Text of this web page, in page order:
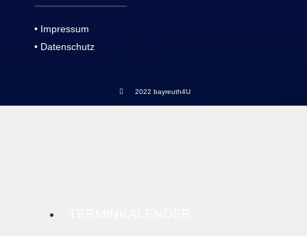
• Impressum
• Datenschutz
2022 bayreuth4U